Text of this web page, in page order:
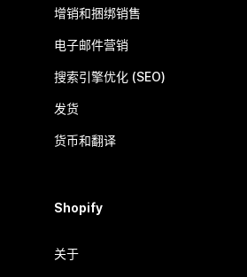
增销和捆绑销售
电子邮件营销
搜索引擎优化 (SEO)
发货
货币和翻译
Shopify
关于